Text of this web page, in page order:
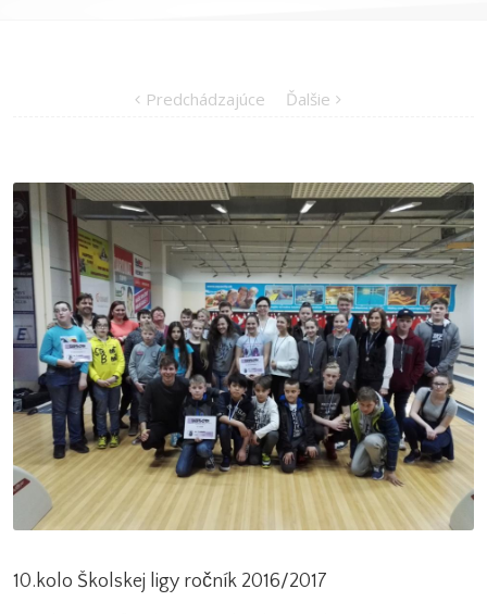
Predchádzajúce Ďalšie
10.kolo Školskej ligy ročník 2016/2017